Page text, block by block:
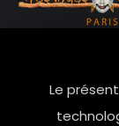
Le
Le Marais,